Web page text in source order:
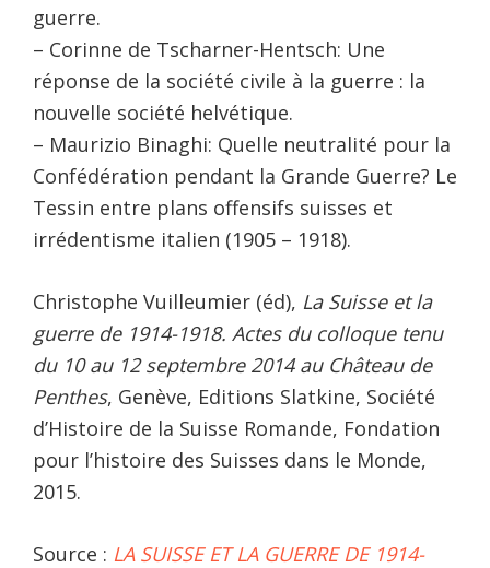
guerre.
– Corinne de Tscharner-Hentsch: Une
réponse de la société civile à la guerre : la
nouvelle société helvétique.
– Maurizio Binaghi: Quelle neutralité pour la
Confédération pendant la Grande Guerre? Le
Tessin entre plans offensifs suisses et
irrédentisme italien (1905 – 1918).
Christophe Vuilleumier (éd), La Suisse et la
guerre de 1914-1918. Actes du colloque tenu
du 10 au 12 septembre 2014 au Château de
Penthes, Genève, Editions Slatkine, Société
d’Histoire de la Suisse Romande, Fondation
pour l’histoire des Suisses dans le Monde,
2015.
Source : LA SUISSE ET LA GUERRE DE 1914-